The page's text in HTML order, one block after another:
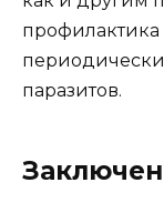
профилактика
периодически
паразитов.